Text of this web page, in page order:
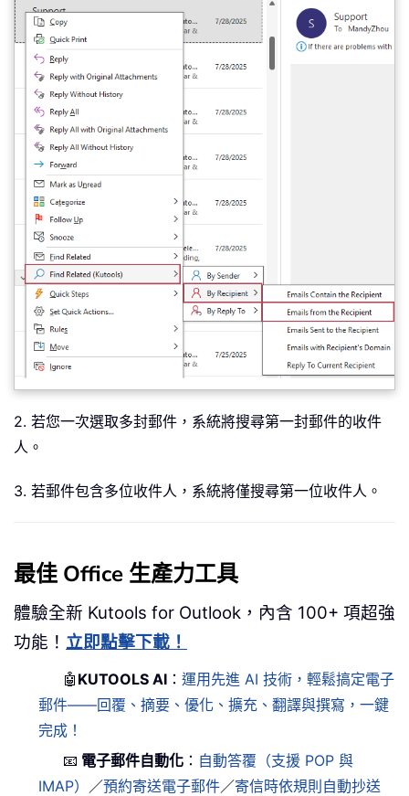
2. 若您一次選取多封郵件，系統將搜尋第一封郵件的收件
人。
3. 若郵件包含多位收件人，系統將僅搜尋第一位收件人。
最佳 Office 生產力工具
體驗全新 Kutools for Outlook，內含 100+ 項超強
功能！ 立即點擊下載！
🤖 KUTOOLS AI ：運用先進 AI 技術，輕鬆搞定電子
郵件——回覆、摘要、優化、擴充、翻譯與撰寫，一鍵
完成！
📧 電子郵件自動化 ： 自動答覆（支援 POP 與
IMAP）
／預約寄送電子郵件／寄信時依規則自動抄送